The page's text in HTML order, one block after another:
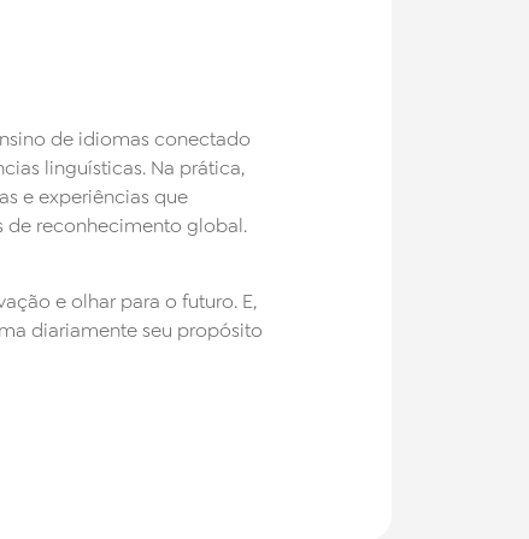
de idiomas conectado
linguísticas. Na prática,
e experiências que
de reconhecimento global.
e olhar para o futuro. E,
diariamente seu propósito